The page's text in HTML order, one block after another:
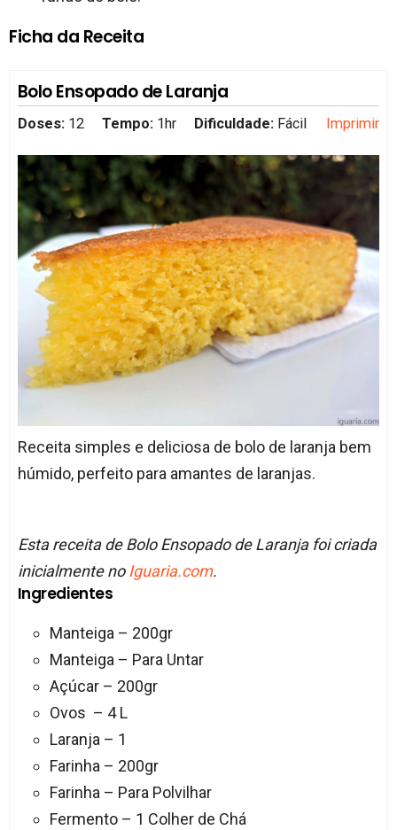
Ficha da Receita
Bolo Ensopado de Laranja
Doses: 12 Tempo: 1hr Dificuldade: Fácil Imprimir
Receita simples e deliciosa de bolo de laranja bem
húmido, perfeito para amantes de laranjas.
Esta receita de Bolo Ensopado de Laranja foi criada
inicialmente noIguaria.com.
Ingredientes
Manteiga – 200gr
Manteiga – Para Untar
Açúcar – 200gr
Ovos – 4 L
Laranja – 1
Farinha – 200gr
Farinha – Para Polvilhar
Fermento – 1 Colher de Chá